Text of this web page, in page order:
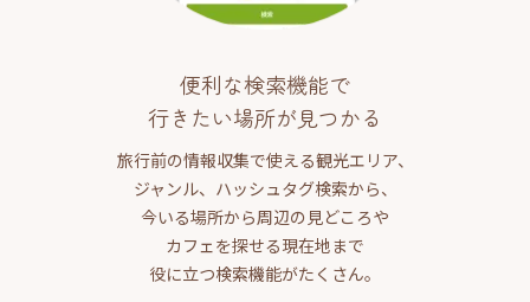
便利な検索機能で
行きたい場所が見つかる
旅行前の情報収集で使える観光エリア、
ジャンル、ハッシュタグ検索から、
今いる場所から周辺の見どころや
カフェを探せる現在地まで
役に立つ検索機能がたくさん。